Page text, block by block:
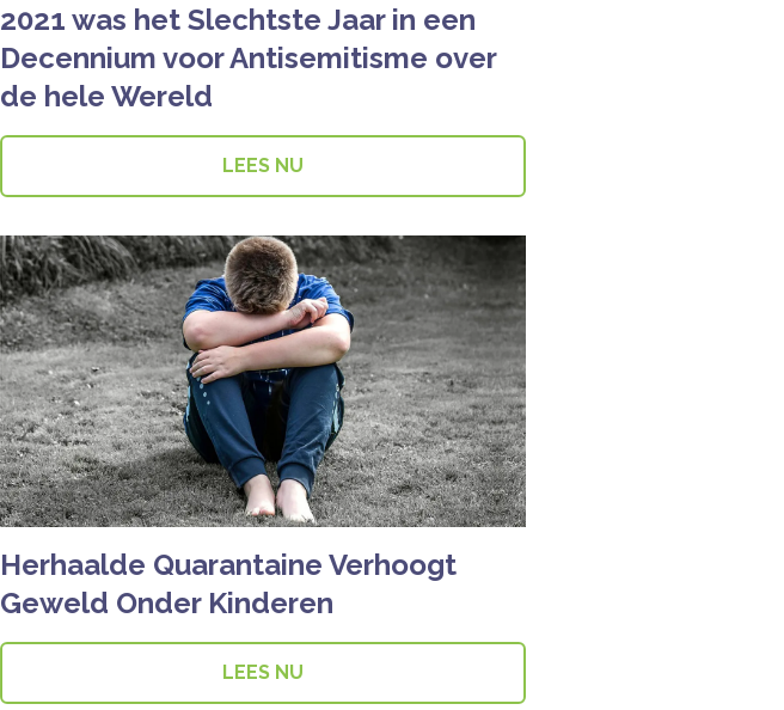
2021 was het Slechtste Jaar in een
Decennium voor Antisemitisme over
de hele Wereld
LEES NU
Herhaalde Quarantaine Verhoogt
Geweld Onder Kinderen
LEES NU